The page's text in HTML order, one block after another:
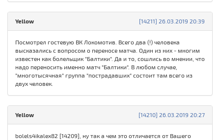
[14211] 26.03.2019 20:39
Yellow
Посмотрел гостевую ВК Локомотив. Всего два (!) человека
высказались с вопросом о переносе матча. Один из них - многим
известен как болельщик "Балтики". Да и то, сошлись во мнении, что
надо переносить именно матч "Балтики". В любом случае,
"многотысячная" группа "пострадавших" состоит там всего из
двух человек.
[14210] 26.03.2019 20:27
Yellow
bolels4ikalex82 [14209], ну так а чем это отличается от Вашего